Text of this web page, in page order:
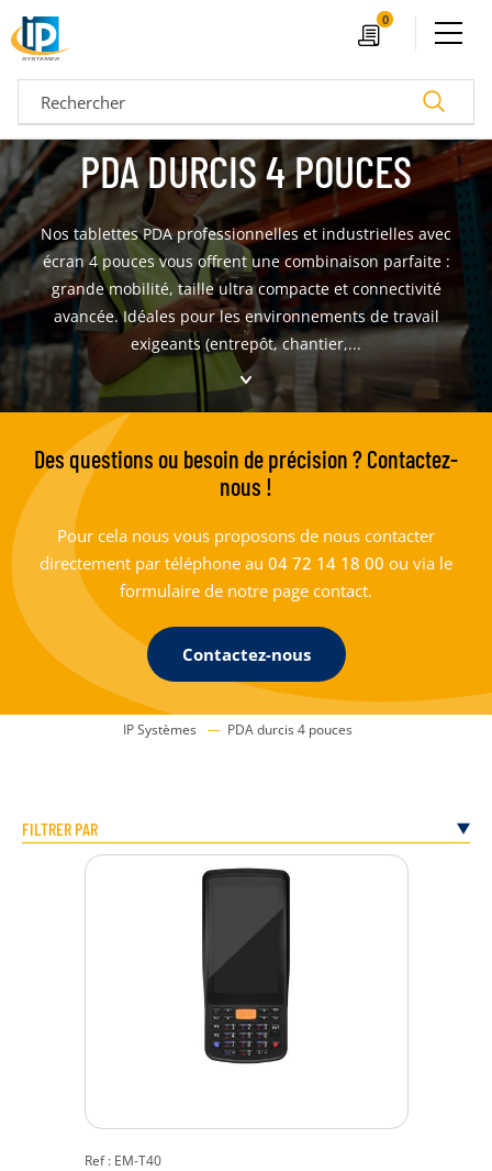
0
Devis
04 72 14 18 00 Nos configurateurs
Ouvrir le menu
PDA DURCIS 4 POUCES
Nos tablettes PDA professionnelles et industrielles avec
écran 4 pouces vous offrent une combinaison parfaite :
grande mobilité, taille ultra compacte et connectivité
avancée. Idéales pour les environnements de travail
exigeants (entrepôt, chantier,...
Des questions ou besoin de précision ? Contactez-
nous !
Pour cela nous vous proposons de nous contacter
directement par téléphone au 04 72 14 18 00 ou via le
formulaire de notre page contact.
Contactez-nous
IP Systèmes PDA durcis 4 pouces
FILTRER PAR
Ref : EM-T40